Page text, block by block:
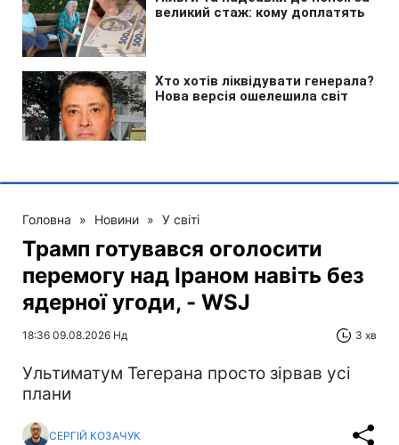
Головна » Новини » У світі
Трамп готувався оголосити
перемогу над Іраном навіть без
ядерної угоди, - WSJ
18:36 09.08.2026 Нд 3 хв
Ультиматум Тегерана просто зірвав усі
плани
СЕРГІЙ КОЗАЧУК